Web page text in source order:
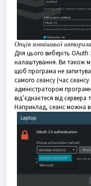
Опція зовнішньої
Для цього виберіть OAuth
налаштування. Ви також
щоб програма не
самого сеансу (час
адміністратором
від’єднаєтеся від
Наприклад, сеанс можна